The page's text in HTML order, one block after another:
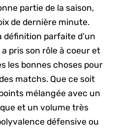
partie de la saison,
de dernière minute.
parfaite d’un
pris son rôle à coeur et
les bonnes choses pour
matchs. Que ce soit
mélangée avec un
et un volume très
défensive ou